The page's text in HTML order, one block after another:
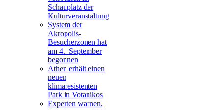
Schauplatz der
Kulturveranstaltung
System der
Akropolis-
Besucherzonen hat
am 4.. September
begonnen
Athen erhält einen
neuen
klimaresistenten
Park in Votanikos
Experten warnen,